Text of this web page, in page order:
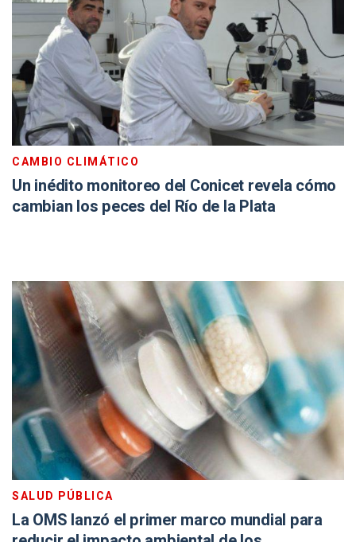
CAMBIO CLIMÁTICO
Un inédito monitoreo del Conicet revela cómo
cambian los peces del Río de la Plata
SALUD PÚBLICA
La OMS lanzó el primer marco mundial para